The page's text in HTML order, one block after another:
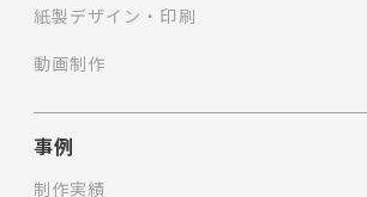
紙製デザイン・印刷
動画制作
事例
制作実績